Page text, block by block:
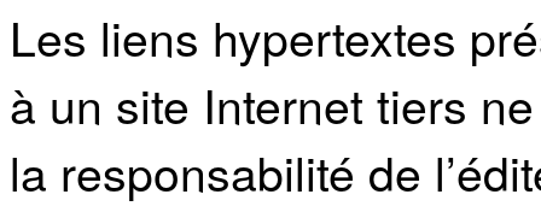
Les liens hypertextes
à un site Internet tiers
la responsabilité de